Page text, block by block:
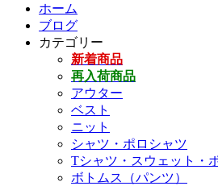
ホーム
ブログ
カテゴリー
新着商品
再入荷商品
アウター
ベスト
ニット
シャツ・ポロシャツ
Tシャツ・スウェット・
ボトムス（パンツ）